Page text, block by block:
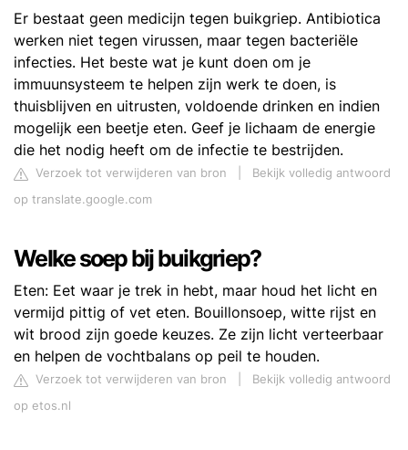
Er bestaat geen medicijn tegen buikgriep. Antibiotica
werken niet tegen virussen, maar tegen bacteriële
infecties. Het beste wat je kunt doen om je
immuunsysteem te helpen zijn werk te doen, is
thuisblijven en uitrusten, voldoende drinken en indien
mogelijk een beetje eten. Geef je lichaam de energie
die het nodig heeft om de infectie te bestrijden.
Verzoek tot verwijderen van bron
Bekijk volledig antwoord
op translate.google.com
Welke soep bij buikgriep?
Eten: Eet waar je trek in hebt, maar houd het licht en
vermijd pittig of vet eten. Bouillonsoep, witte rijst en
wit brood zijn goede keuzes. Ze zijn licht verteerbaar
en helpen de vochtbalans op peil te houden.
Verzoek tot verwijderen van bron
Bekijk volledig antwoord
op etos.nl